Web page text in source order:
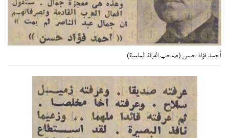
أحمد فؤاد حسن (صاحب الفرقة الماسية)